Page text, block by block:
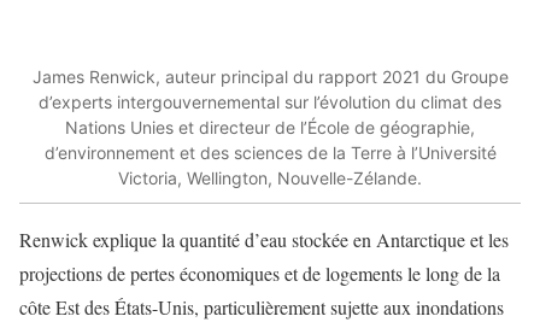
James Renwick, auteur principal du rapport 2021 du Groupe
d’experts intergouvernemental sur l’évolution du climat des
Nations Unies et directeur de l’École de géographie,
d’environnement et des sciences de la Terre à l’Université
Victoria, Wellington, Nouvelle-Zélande.
Renwick explique la quantité d’eau stockée en Antarctique et les
projections de pertes économiques et de logements le long de la
côte Est des États-Unis, particulièrement sujette aux inondations